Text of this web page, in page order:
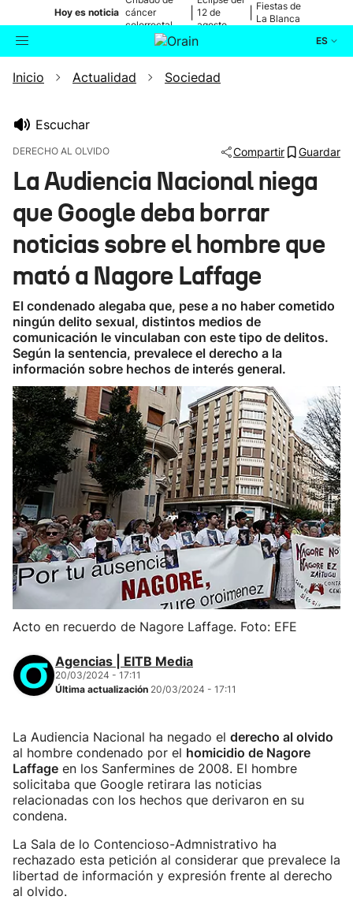
Hoy es noticia cáncer
colorrectal
12 de
agosto
Fiestas de
La Blanca
ES
Buscador Actualidad
Ikusmiran
Eguraldia
Inicio Actualidad Sociedad
Escuchar
DERECHO AL OLVIDO Compartir Guardar
La Audiencia Nacional niega
que Google deba borrar
noticias sobre el hombre que
mató a Nagore Laffage
El condenado alegaba que, pese a no haber cometido
ningún delito sexual, distintos medios de
comunicación le vinculaban con este tipo de delitos.
Según la sentencia, prevalece el derecho a la
información sobre hechos de interés general.
Acto en recuerdo de Nagore Laffage. Foto: EFE
Agencias | EITB Media
20/03/2024 - 17:11
Última actualización 20/03/2024 - 17:11
La Audiencia Nacional ha negado el derecho al olvido
al hombre condenado por el homicidio de Nagore
Laffage en los Sanfermines de 2008. El hombre
solicitaba que Google retirara las noticias
relacionadas con los hechos que derivaron en su
condena.
La Sala de lo Contencioso-Admnistrativo ha
rechazado esta petición al considerar que prevalece la
libertad de información y expresión frente al derecho
al olvido.